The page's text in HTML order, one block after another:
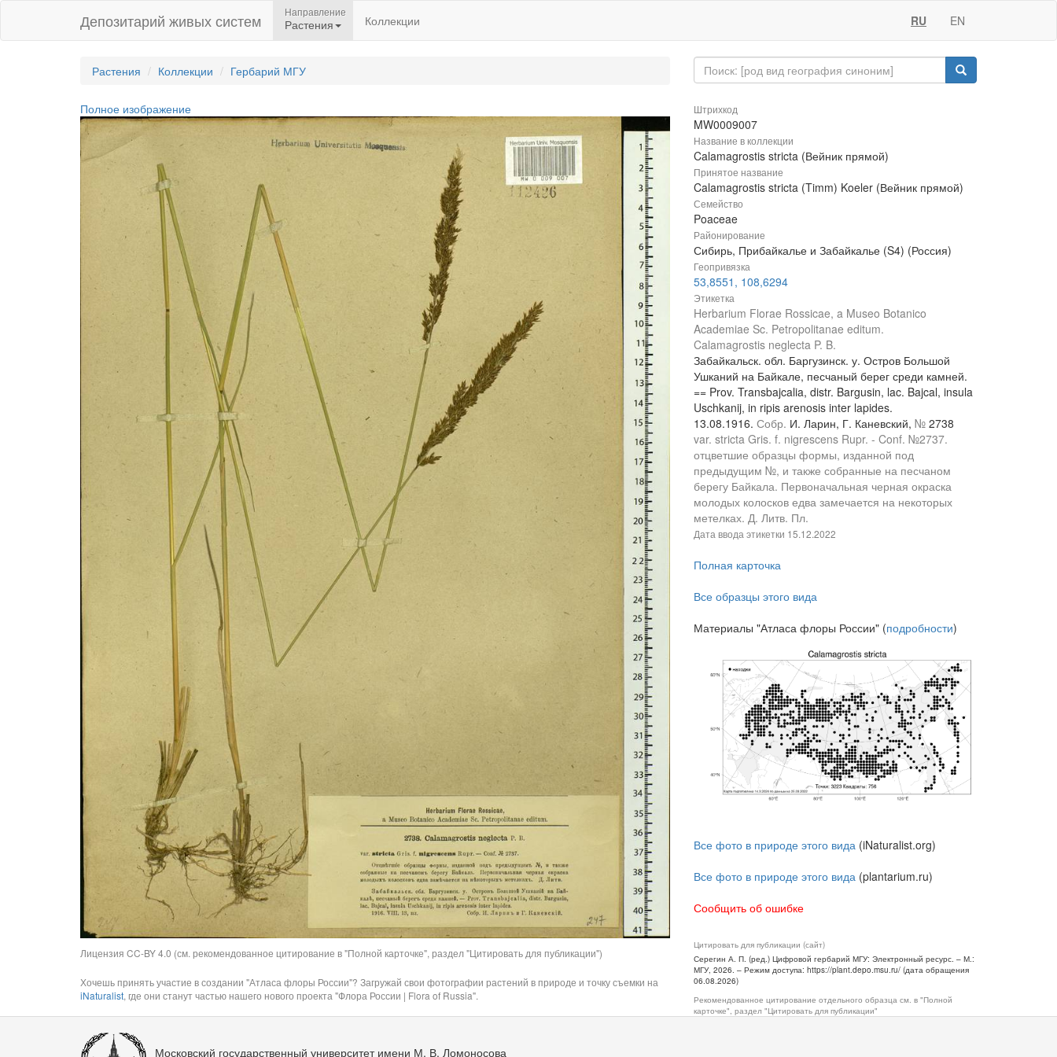
Депозитарий живых систем Направление
Растения Коллекции RU EN
Растения Коллекции Гербарий МГУ
Полное изображение
Лицензия CC-BY 4.0 (см. рекомендованное цитирование в "Полной карточке", раздел "Цитировать для публикации")
Хочешь принять участие в создании "Атласа флоры России"? Загружай свои фотографии растений в природе и точку съемки на
iNaturalist, где они станут частью нашего нового проекта "Флора России | Flora of Russia".
Штрихкод
MW0009007
Название в коллекции
Calamagrostis stricta (Вейник прямой)
Принятое название
Calamagrostis stricta (Timm) Koeler (Вейник прямой)
Семейство
Poaceae
Районирование
Сибирь, Прибайкалье и Забайкалье (S4) (Россия)
Геопривязка
53,8551, 108,6294
Этикетка
Herbarium Florae Rossicae, a Museo Botanico
Academiae Sc. Petropolitanae editum.
Calamagrostis neglecta P. B.
Забайкальск. обл. Баргузинск. у. Остров Большой
Ушканий на Байкале, песчаный берег среди камней.
== Prov. Transbajcalia, distr. Bargusin, lac. Bajcal, insula
Uschkanij, in ripis arenosis inter lapides.
13.08.1916. Собр. И. Ларин, Г. Каневский, № 2738
var. stricta Gris. f. nigrescens Rupr. - Conf. №2737.
отцветшие образцы формы, изданной под
предыдущим №, и также собранные на песчаном
берегу Байкала. Первоначальная черная окраска
молодых колосков едва замечается на некоторых
метелках. Д. Литв. Пл.
Дата ввода этикетки 15.12.2022
Полная карточка
Все образцы этого вида
Материалы "Атласа флоры России" (подробности)
Все фото в природе этого вида (iNaturalist.org)
Все фото в природе этого вида (plantarium.ru)
Сообщить об ошибке
Цитировать для публикации (сайт)
Серегин А. П. (ред.) Цифровой гербарий МГУ: Электронный ресурс. – М.:
МГУ, 2026. – Режим доступа: https://plant.depo.msu.ru/ (дата обращения
06.08.2026)
Рекомендованное цитирование отдельного образца см. в "Полной
карточке", раздел "Цитировать для публикации"
Московский государственный университет имени М. В. Ломоносова